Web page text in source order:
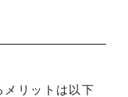
メリットは以下